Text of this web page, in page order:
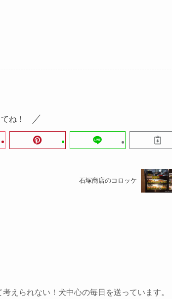
ね！
石塚商店のコロッケ
えられない！犬中心の毎日を送っています。